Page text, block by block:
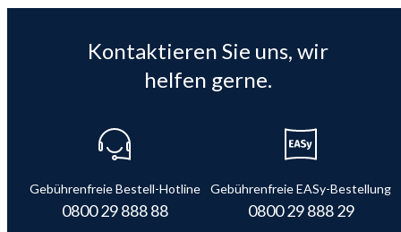
Kontaktieren Sie uns, wir
helfen gerne.
Gebührenfreie Bestell-Hotline
0800 29 888 88
Gebührenfreie EASy-Bestellung
0800 29 888 29